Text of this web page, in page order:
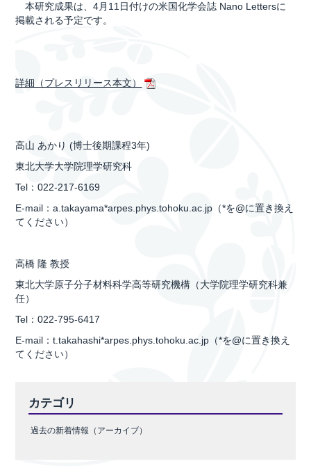
本研究成果は、4月11日付けの米国化学会誌 Nano Lettersに
掲載される予定です。
詳細（プレスリリース本文）
高山 あかり (博士後期課程3年)
東北大学大学院理学研究科
Tel：022-217-6169
E-mail：a.takayama*arpes.phys.tohoku.ac.jp（*を@に置き換え
てください）
高橋 隆 教授
東北大学原子分子材料科学高等研究機構（大学院理学研究科兼
任）
Tel：022-795-6417
E-mail：t.takahashi*arpes.phys.tohoku.ac.jp（*を@に置き換え
てください）
カテゴリ
過去の新着情報（アーカイブ）